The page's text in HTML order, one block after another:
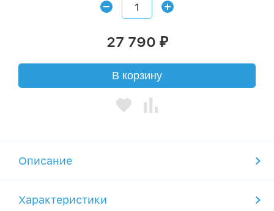
27 790 ₽
В корзину
Описание
Характеристики